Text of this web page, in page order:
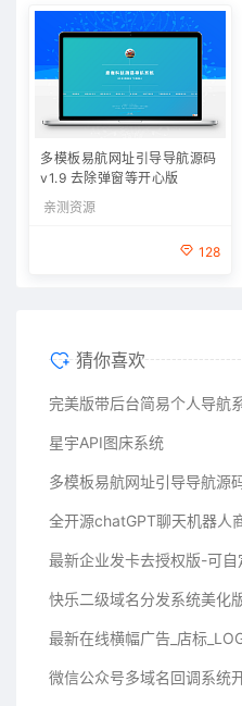
多模板易航网址引导导航源码
v1.9 去除弹窗等开心版
亲测资源
128
猜你喜欢
完美版带后台简易个人导航
星宇API图床系统
微信公众号多域名回调系统